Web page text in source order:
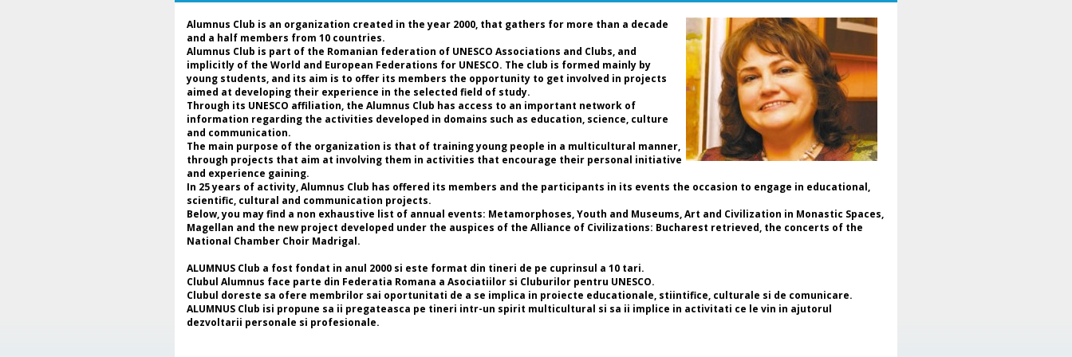
Ucraina, într-un dialog dedicat
culturii, cooperării și păcii.
Moderarea evenimentului a fost
realizată de Dr. Daniela Popescu,
Președinte de Onoare al ENAFCAU,
Vicepreședinte pentru Europa al
Federației Mondiale a Asociațiilor și
Cluburilor pentru UNESCO (WFUCA),
Președinte al Alumnus Club pentru
UNESCO și Secretar General al
Federației Române a Asociațiilor și
Cluburilor pentru UNESCO.
În mesajul de deschidere, Dr.
că acest proiect reprezintă mai
mult decât o expoziție de artă –
dialogului intercultural și al
construirii păcii. Totodată, a
Alumnus Club is an organization created in the year 2000, that gathers for more than a decade
and a half members from 10 countries.
Alumnus Club is part of the Romanian federation of UNESCO Associations and Clubs, and
implicitly of the World and European Federations for UNESCO. The club is formed mainly by
young students, and its aim is to offer its members the opportunity to get involved in projects
aimed at developing their experience in the selected field of study.
Through its UNESCO affiliation, the Alumnus Club has access to an important network of
information regarding the activities developed in domains such as education, science, culture
and communication.
The main purpose of the organization is that of training young people in a multicultural manner,
through projects that aim at involving them in activities that encourage their personal initiative
and experience gaining.
In 25 years of activity, Alumnus Club has offered its members and the participants in its events the occasion to engage in educational,
scientific, cultural and communication projects.
Below, you may find a non exhaustive list of annual events: Metamorphoses, Youth and Museums, Art and Civilization in Monastic Spaces,
Magellan and the new project developed under the auspices of the Alliance of Civilizations: Bucharest retrieved, the concerts of the
National Chamber Choir Madrigal.
ALUMNUS Club a fost fondat in anul 2000 si este format din tineri de pe cuprinsul a 10 tari.
Clubul Alumnus face parte din Federatia Romana a Asociatiilor si Cluburilor pentru UNESCO.
Clubul doreste sa ofere membrilor sai oportunitati de a se implica in proiecte educationale, stiintifice, culturale si de comunicare.
ALUMNUS Club isi propune sa ii pregateasca pe tineri intr-un spirit multicultural si sa ii implice in activitati ce le vin in ajutorul
dezvoltarii personale si profesionale.